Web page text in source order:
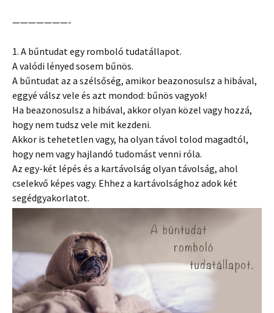
———————-
1. A bűntudat egy romboló tudatállapot.
A valódi lényed sosem bűnös.
A bűntudat az a szélsőség, amikor beazonosulsz a hibával,
eggyé válsz vele és azt mondod: bűnös vagyok!
Ha beazonosulsz a hibával, akkor olyan közel vagy hozzá,
hogy nem tudsz vele mit kezdeni.
Akkor is tehetetlen vagy, ha olyan távol tolod magadtól,
hogy nem vagy hajlandó tudomást venni róla.
Az egy-két lépés és a kartávolság olyan távolság, ahol
cselekvő képes vagy. Ehhez a kartávolsághoz adok két
segédgyakorlatot.